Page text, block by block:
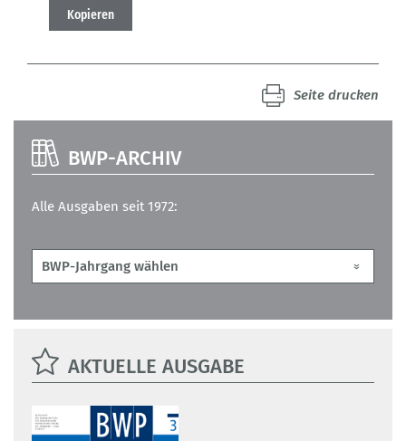
Kopieren
Seite drucken
BWP-ARCHIV
Alle Ausgaben seit 1972:
AKTUELLE AUSGABE